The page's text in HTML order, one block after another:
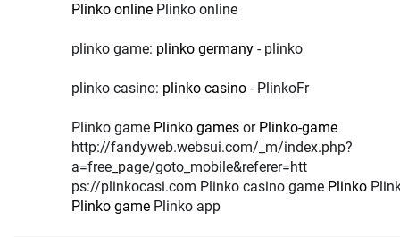
Plinko online Plinko online
plinko game: plinko germany - plinko
plinko casino: plinko casino - PlinkoFr
Plinko game Plinko games or Plinko-game
http://fandyweb.websui.com/_m/index.php?
a=free_page/goto_mobile&referer=htt
ps://plinkocasi.com Plinko casino game Plinko
Plinko game Plinko app